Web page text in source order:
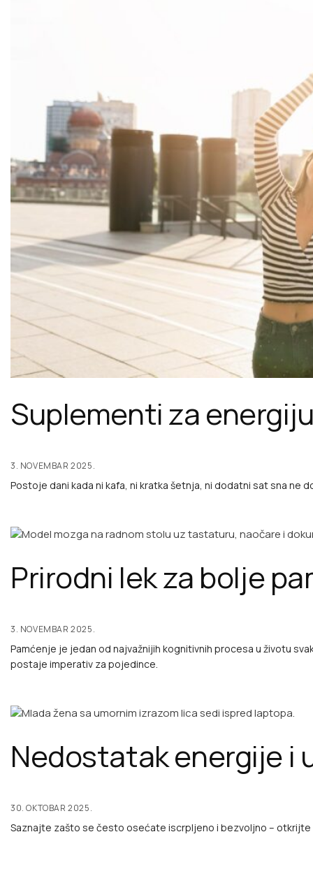
Suplementi za
3. NOVEMBAR 2025.
Postoje dani kada ni kafa, ni kratka šetnja, ni dodatni sat sna ne
Prirodni lek za bolje
3. NOVEMBAR 2025.
Pamćenje je jedan od najvažnijih kognitivnih procesa u životu
postaje imperativ za pojedince.
Nedostatak energije i
30. OKTOBAR 2025.
Saznajte zašto se često osećate iscrpljeno i bezvoljno –